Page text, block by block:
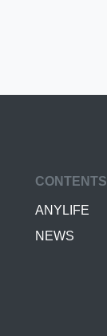
CONTENTS
ANYLIFE
NEWS